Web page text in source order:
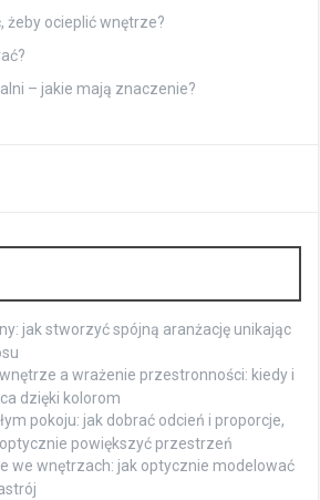
żeby ocieplić wnętrze?
– jakie mają znaczenie?
jak stworzyć spójną aranżację unikając
a wrażenie przestronności: kiedy i
dzięki kolorom
pokoju: jak dobrać odcień i proporcje,
powiększyć przestrzeń
we wnętrzach: jak optycznie modelować